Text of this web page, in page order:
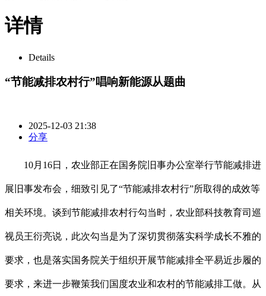
详情
Details
“节能减排农村行”唱响新能源从题曲
2025-12-03 21:38
分享
10月16日，农业部正在国务院旧事办公室举行节能减排进
展旧事发布会，细致引见了“节能减排农村行”所取得的成效等
相关环境。谈到节能减排农村行勾当时，农业部科技教育司巡
视员王衍亮说，此次勾当是为了深切贯彻落实科学成长不雅的
要求，也是落实国务院关于组织开展节能减排全平易近步履的
要求，来进一步鞭策我们国度农业和农村的节能减排工做。从